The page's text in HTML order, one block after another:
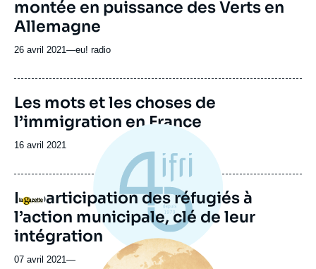
montée en puissance des Verts en
Allemagne
26 avril 2021—Nom
journal,
ou
émission
eu! radio
Image
de
couverture
la
Les mots et les choses de
l’immigration en France
Date
publication
16 avril 2021
Logo
La participation des réfugiés à
l’action municipale, clé de leur
intégration
07 avril 2021—
Image
principale